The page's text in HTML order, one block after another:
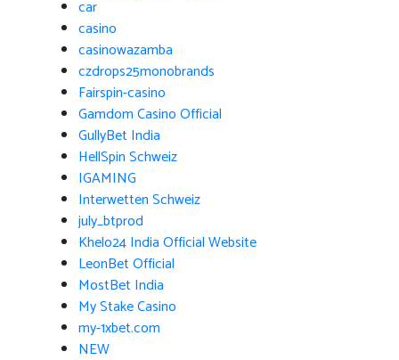
car
casino
casinowazamba
czdrops25monobrands
Fairspin-casino
Gamdom Casino Official
GullyBet India
HellSpin Schweiz
IGAMING
Interwetten Schweiz
july_btprod
Khelo24 India Official Website
LeonBet Official
MostBet India
My Stake Casino
my-1xbet.com
NEW